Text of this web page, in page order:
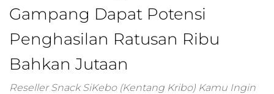
4.0,branding
marketing
digital,marketing
digital social
Gampang Dapat Potensi
Penghasilan Ratusan Ribu
Bahkan Jutaan
Reseller Snack SiKebo (Kentang Kribo) Kamu Ingin